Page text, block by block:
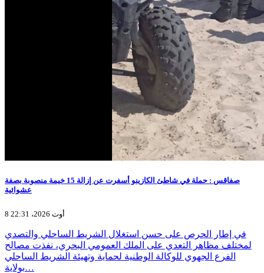
صفاقس : حملة في شاطئ الكازينو أسفرت عن إزالة 15 خيمة منصوبة بصفة
عشوائية
8 أوت 2026، 22:31
في إطار الحرص على حسن استغلال الشريط الساحلي والتصدي
لمختلف مظاهر التعدي على الملك العمومي البحري، نفذت مصالح
الفرع الجهوي للوكالة الوطنية لحماية وتهيئة الشريط الساحلي
بولاية…